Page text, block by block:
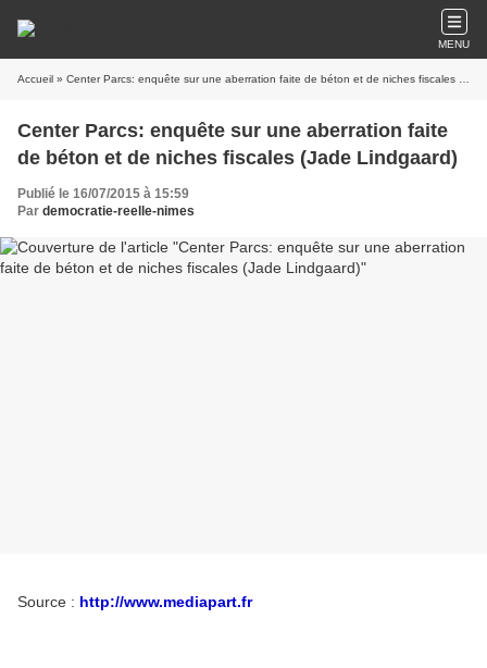
MENU
Accueil » Center Parcs: enquête sur une aberration faite de béton et de niches fiscales (Jade Lindgaard)
Center Parcs: enquête sur une aberration faite
de béton et de niches fiscales (Jade Lindgaard)
Publié le 16/07/2015 à 15:59
Par democratie-reelle-nimes
Source : http://www.mediapart.fr